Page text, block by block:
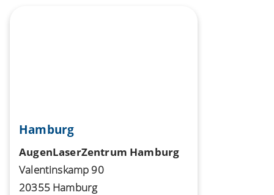
Hamburg
AugenLaserZentrum Hamburg
Valentinskamp 90
20355 Hamburg